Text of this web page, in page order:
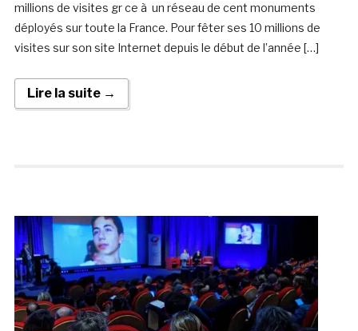
millions de visites gr ce à un réseau de cent monuments
déployés sur toute la France. Pour fêter ses 10 millions de
visites sur son site Internet depuis le début de l’année […]
Lire la suite →